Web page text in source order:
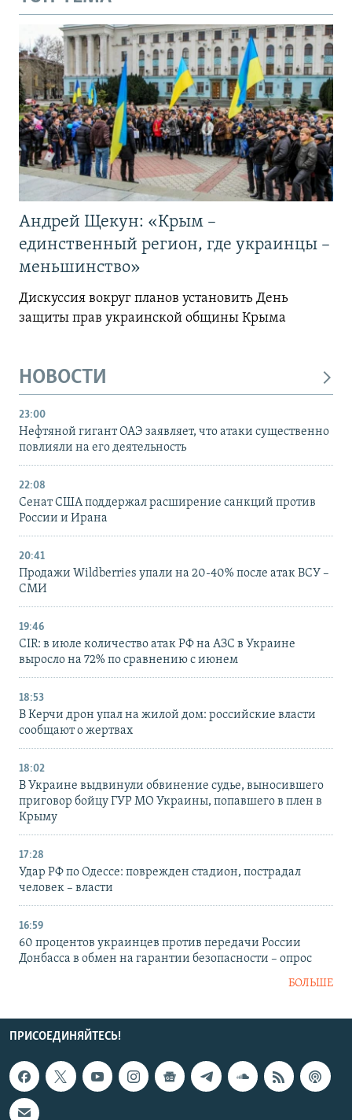
Андрей Щекун: «Крым –
единственный регион, где украинцы –
меньшинство»
Дискуссия вокруг планов установить День
защиты прав украинской общины Крыма
НОВОСТИ
23:00
Нефтяной гигант ОАЭ заявляет, что атаки существенно
повлияли на его деятельность
22:08
Сенат США поддержал расширение санкций против
России и Ирана
20:41
Продажи Wildberries упали на 20-40% после атак ВСУ –
СМИ
19:46
CIR: в июле количество атак РФ на АЗС в Украине
выросло на 72% по сравнению с июнем
18:53
В Керчи дрон упал на жилой дом: российские власти
сообщают о жертвах
18:02
В Украине выдвинули обвинение судье, выносившего
приговор бойцу ГУР МО Украины, попавшего в плен в
Крыму
17:28
Удар РФ по Одессе: поврежден стадион, пострадал
человек – власти
16:59
60 процентов украинцев против передачи России
Донбасса в обмен на гарантии безопасности – опрос
БОЛЬШЕ
ПРИСОЕДИНЯЙТЕСЬ!